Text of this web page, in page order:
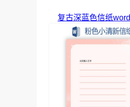
复古深蓝色信纸